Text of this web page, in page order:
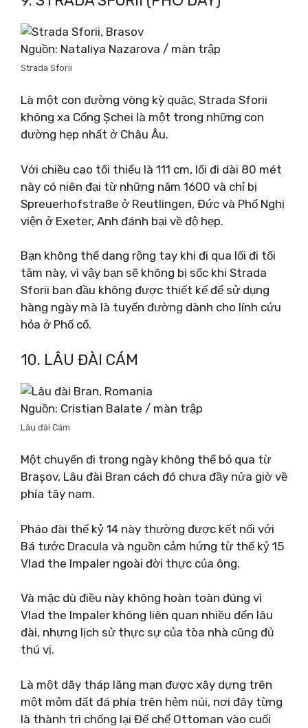
Nguồn: Nataliya Nazarova / màn trập
Strada Sforii
Là một con đường vòng kỳ quặc, Strada Sforii
không xa Cổng Șchei là một trong những con
đường hẹp nhất ở Châu Âu.
Với chiều cao tối thiểu là 111 cm, lối đi dài 80 mét
này có niên đại từ những năm 1600 và chỉ bị
Spreuerhofstraße ở Reutlingen, Đức và Phố Nghị
viện ở Exeter, Anh đánh bại về độ hẹp.
Bạn không thể dang rộng tay khi đi qua lối đi tối
tăm này, vì vậy bạn sẽ không bị sốc khi Strada
Sforii ban đầu không được thiết kế để sử dụng
hàng ngày mà là tuyến đường dành cho lính cứu
hỏa ở Phố cổ.
10. LÂU ĐÀI CÁM
Nguồn: Cristian Balate / màn trập
Lâu đài Cám
Một chuyến đi trong ngày không thể bỏ qua từ
Brașov, Lâu đài Bran cách đó chưa đầy nửa giờ về
phía tây nam.
Pháo đài thế kỷ 14 này thường được kết nối với
Bá tước Dracula và nguồn cảm hứng từ thế kỷ 15
Vlad the Impaler ngoài đời thực của ông.
Và mặc dù điều này không hoàn toàn đúng vì
Vlad the Impaler không liên quan nhiều đến lâu
đài, nhưng lịch sử thực sự của tòa nhà cũng đủ
thú vị.
Là một dãy tháp lãng mạn được xây dựng trên
một mỏm đất đá phía trên hẻm núi, nơi đây từng
là thành trì chống lại Đế chế Ottoman vào cuối